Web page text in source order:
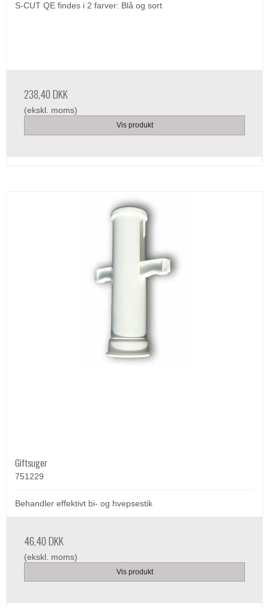
S-CUT QE findes i 2 farver: Blå og sort
238,40 DKK
(ekskl. moms)
Vis produkt
Giftsuger
751229
Behandler effektivt bi- og hvepsestik
46,40 DKK
(ekskl. moms)
Vis produkt